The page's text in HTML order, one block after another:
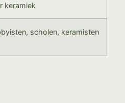
keramiek
scholen, keramisten